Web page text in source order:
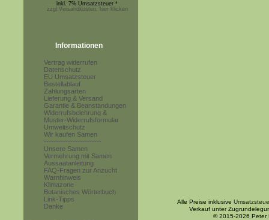
inkl. 7% Umsatzsteuer *
zzgl.Versandkosten, hier klicken
Informationen
Vertrag widerrufen
Datenschutz
EU Umsatzsteuer
Bestellablauf
Zahlungsarten
Lieferung & Versand
Garantie & Beanstandungen
Widerrufsbelehrung &
Muster-Widerrufsformular
Umweltschutz
Wir kaufen Samen
------------------------
Unsere Samen
Vermehrung mit Samen
Aussaatanleitung
FAQ-Fragen zur Anzucht
Warnhinweis
Klimazone
Botanisches Wörterbuch
Link-Tipps
Danke
Alle Preise inklusive
Verkauf unter
© 2015-2026 Peter